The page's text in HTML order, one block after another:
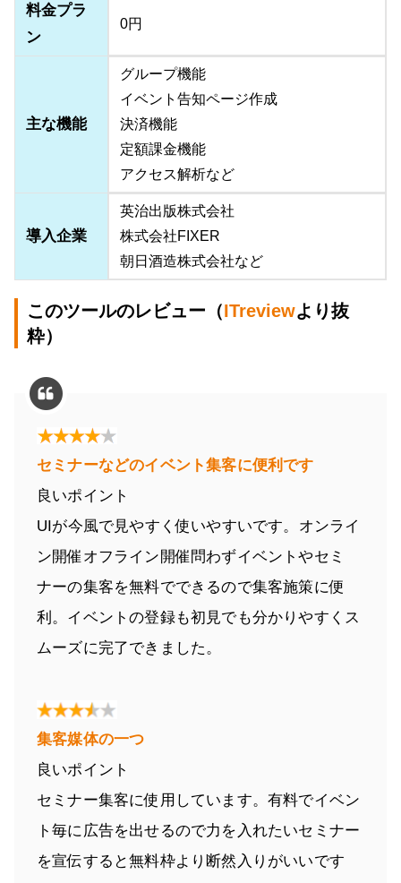
料金プラ
ン
0円
主な機能
グループ機能
イベント告知ページ作成
決済機能
定額課金機能
アクセス解析など
導入企業
英治出版株式会社
株式会社FIXER
朝日酒造株式会社など
このツールのレビュー（ITreviewより抜
粋）
セミナーなどのイベント集客に便利です
良いポイント
UIが今風で見やすく使いやすいです。オンライ
ン開催オフライン開催問わずイベントやセミ
ナーの集客を無料でできるので集客施策に便
利。イベントの登録も初見でも分かりやすくス
ムーズに完了できました。
集客媒体の一つ
良いポイント
セミナー集客に使用しています。有料でイベン
ト毎に広告を出せるので力を入れたいセミナー
を宣伝すると無料枠より断然入りがいいです